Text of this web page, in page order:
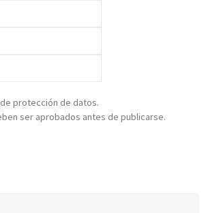
protección de datos.
ser aprobados antes de publicarse.